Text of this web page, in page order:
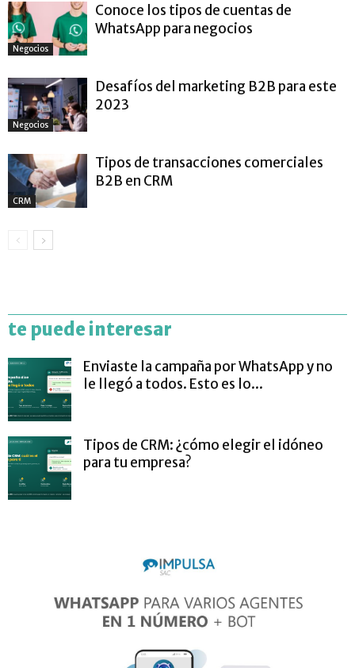
Negocios
Conoce los tipos de cuentas de
WhatsApp para negocios
Negocios
Desafíos del marketing B2B para este
2023
CRM
Tipos de transacciones comerciales
B2B en CRM
te puede interesar
Enviaste la campaña por WhatsApp y no
le llegó a todos. Esto es lo...
Tipos de CRM: ¿cómo elegir el idóneo
para tu empresa?